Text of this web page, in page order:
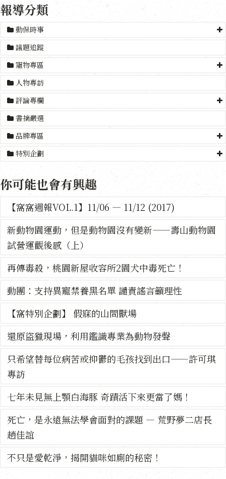
報導分類
動保時事
議題追蹤
寵物專區
人物專訪
評論專欄
書摘嚴選
品牌專區
特別企劃
你可能也會有興趣
【窩窩週報VOL.1】11/06 — 11/12 (2017)
新動物園運動，但是動物園沒有變新——壽山動物園
試營運觀後感（上）
再傳毒殺，桃園新屋收容所2園犬中毒死亡！
動團：支持異寵禁養黑名單 譴責謠言籲理性
【窩特別企劃】 假寐的山間獸場
還原盜獵現場，利用鑑識專業為動物發聲
只希望替每位病苦或抑鬱的毛孩找到出口——許可琪
專訪
七年未見無上顎白海豚 奇蹟活下來更當了媽！
死亡，是永遠無法學會面對的課題 — 荒野夢二店長
趙佳誼
不只是愛乾淨，揭開貓咪如廁的秘密！